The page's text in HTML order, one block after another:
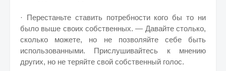
· Перестаньте ставить потребности кого бы то ни
было выше своих собственных. — Давайте столько,
сколько можете, но не позволяйте себе быть
использованными. Прислушивайтесь к мнению
других, но не теряйте свой собственный голос.